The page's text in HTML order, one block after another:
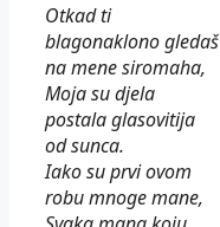
Otkad ti
blagonaklono gledaš
na mene siromaha,
Moja su djela
postala glasovitija
od sunca.
Iako su prvi ovom
robu mnoge mane,